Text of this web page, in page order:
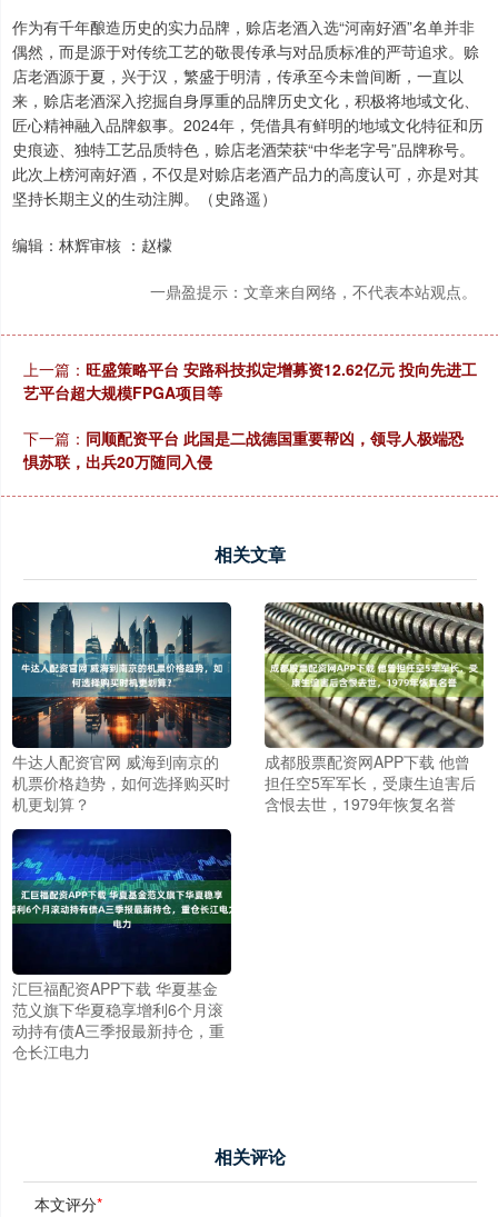
作为有千年酿造历史的实力品牌，赊店老酒入选“河南好酒”名单并非
偶然，而是源于对传统工艺的敬畏传承与对品质标准的严苛追求。赊
店老酒源于夏，兴于汉，繁盛于明清，传承至今未曾间断，一直以
来，赊店老酒深入挖掘自身厚重的品牌历史文化，积极将地域文化、
匠心精神融入品牌叙事。2024年，凭借具有鲜明的地域文化特征和历
史痕迹、独特工艺品质特色，赊店老酒荣获“中华老字号”品牌称号。
此次上榜河南好酒，不仅是对赊店老酒产品力的高度认可，亦是对其
坚持长期主义的生动注脚。（史路遥）
编辑：林辉审核 ：赵檬
一鼎盈提示：文章来自网络，不代表本站观点。
上一篇： 旺盛策略平台 安路科技拟定增募资12.62亿元 投向先进工
艺平台超大规模FPGA项目等
下一篇： 同顺配资平台 此国是二战德国重要帮凶，领导人极端恐
惧苏联，出兵20万随同入侵
相关文章
牛达人配资官网 威海到南京的
机票价格趋势，如何选择购买时
机更划算？
成都股票配资网APP下载 他曾
担任空5军军长，受康生迫害后
含恨去世，1979年恢复名誉
汇巨福配资APP下载 华夏基金
范义旗下华夏稳享增利6个月滚
动持有债A三季报最新持仓，重
仓长江电力
相关评论
本文评分*